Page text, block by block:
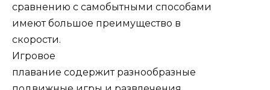
сравнению с самобытными способами
имеют большое преимущество в
скорости.
Игровое
плавание содержит разнообразные